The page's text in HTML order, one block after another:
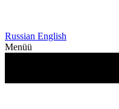
Russian English
Menüü